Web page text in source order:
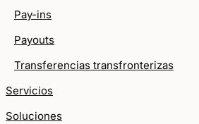
Pay-ins
Payouts
Transferencias transfronterizas
Servicios
Soluciones